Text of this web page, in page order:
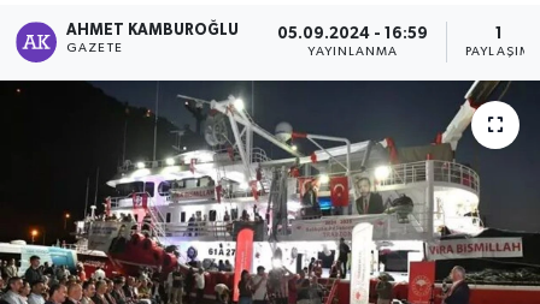
AHMET KAMBUROĞLU
GAZETE
05.09.2024 - 16:59
YAYINLANMA
1
PAYLAŞIM